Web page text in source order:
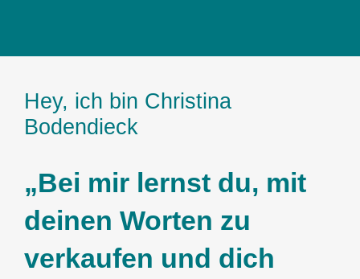
Hey, ich bin Christina
Bodendieck
„Bei mir lernst du, mit
deinen Worten zu
verkaufen und dich